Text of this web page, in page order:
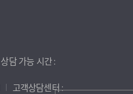
상담 가능 시간 :
고객상담센터 :